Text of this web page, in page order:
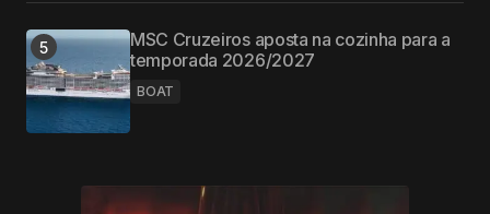
MSC Cruzeiros aposta na cozinha para a
temporada 2026/2027
BOAT